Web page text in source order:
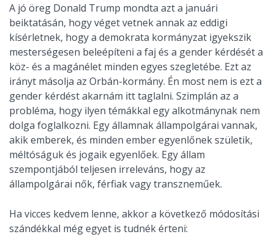
A jó öreg Donald Trump mondta azt a januári
beiktatásán, hogy véget vetnek annak az eddigi
kísérletnek, hogy a demokrata kormányzat igyekszik
mesterségesen beleépíteni a faj és a gender kérdését a
köz- és a magánélet minden egyes szegletébe. Ezt az
irányt másolja az Orbán-kormány. Én most nem is ezt a
gender kérdést akarnám itt taglalni. Szimplán az a
probléma, hogy ilyen témákkal egy alkotmánynak nem
dolga foglalkozni. Egy államnak állampolgárai vannak,
akik emberek, és minden ember egyenlőnek születik,
méltóságuk és jogaik egyenlőek. Egy állam
szempontjából teljesen irreleváns, hogy az
állampolgárai nők, férfiak vagy transzneműek.
Ha vicces kedvem lenne, akkor a következő módosítási
szándékkal még egyet is tudnék érteni: